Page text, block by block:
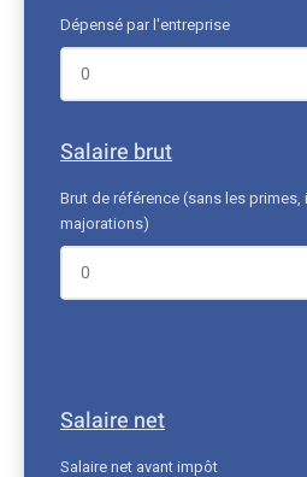
Dépensé par l'entreprise
Salaire brut
Brut de référence (sans les primes,
majorations)
Salaire net
Salaire net avant impôt